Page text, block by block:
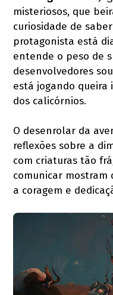
misteriosos, que
curiosidade de
protagonista está
entende o peso de
desenvolvedores
está jogando
dos calicórnios.
O desenrolar da
reflexões sobre a
com criaturas tão
comunicar mostram
a coragem e